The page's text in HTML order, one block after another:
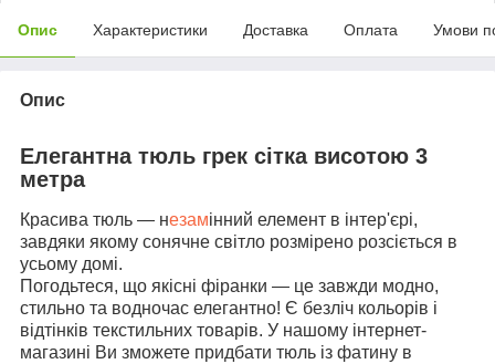
Опис Характеристики Доставка Оплата Умови
Опис
Елегантна тюль грек сітка висотою 3
метра
Красива тюль — незамінний елемент в інтер'єрі,
завдяки якому сонячне світло розмірено розсіється в
усьому домі.
Погодьтеся, що якісні фіранки — це завжди модно,
стильно та водночас елегантно! Є безліч кольорів і
відтінків текстильних товарів. У нашому інтернет-
магазині Ви зможете придбати тюль із фатину в